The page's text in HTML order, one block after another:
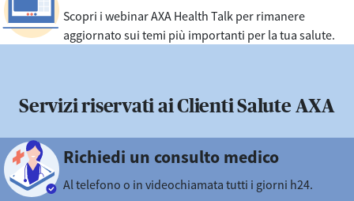
Scopri i webinar AXA Health Talk per rimanere
aggiornato sui temi più importanti per la tua salute.
Servizi riservati ai Clienti Salute AXA
Richiedi un consulto medico
Al telefono o in videochiamata tutti i giorni h24.